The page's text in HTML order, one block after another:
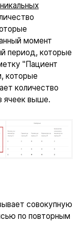
момент
период, которые
"Пациент
которые
количество
ячеек выше.
совокупную
по повторным